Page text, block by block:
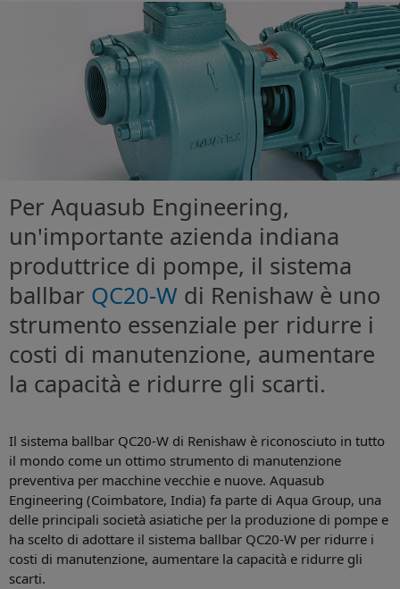
Per Aquasub Engineering,
un'importante azienda indiana
produttrice di pompe, il sistema
ballbar QC20-W di Renishaw è uno
strumento essenziale per ridurre i
costi di manutenzione, aumentare
la capacità e ridurre gli scarti.
Il sistema ballbar QC20-W di Renishaw è riconosciuto in tutto
il mondo come un ottimo strumento di manutenzione
preventiva per macchine vecchie e nuove. Aquasub
Engineering (Coimbatore, India) fa parte di Aqua Group, una
delle principali società asiatiche per la produzione di pompe e
ha scelto di adottare il sistema ballbar QC20-W per ridurre i
costi di manutenzione, aumentare la capacità e ridurre gli
scarti.